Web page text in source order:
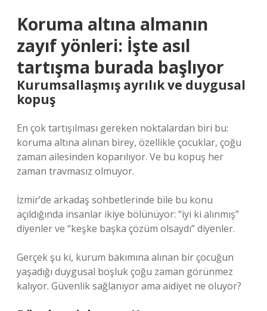
Koruma altına almanın
zayıf yönleri: İşte asıl
tartışma burada başlıyor
Kurumsallaşmış ayrılık ve duygusal
kopuş
En çok tartışılması gereken noktalardan biri bu:
koruma altına alınan birey, özellikle çocuklar, çoğu
zaman ailesinden koparılıyor. Ve bu kopuş her
zaman travmasız olmuyor.
İzmir’de arkadaş sohbetlerinde bile bu konu
açıldığında insanlar ikiye bölünüyor: “iyi ki alınmış”
diyenler ve “keşke başka çözüm olsaydı” diyenler.
Gerçek şu ki, kurum bakımına alınan bir çocuğun
yaşadığı duygusal boşluk çoğu zaman görünmez
kalıyor. Güvenlik sağlanıyor ama aidiyet ne oluyor?